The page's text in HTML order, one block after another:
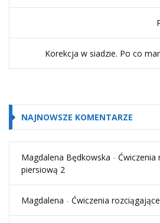
Korekcja w siadzie. Po co
NAJNOWSZE KOMENTARZE
Magdalena Będkowska - Ćwiczenia
piersiową 2
Magdalena - Ćwiczenia